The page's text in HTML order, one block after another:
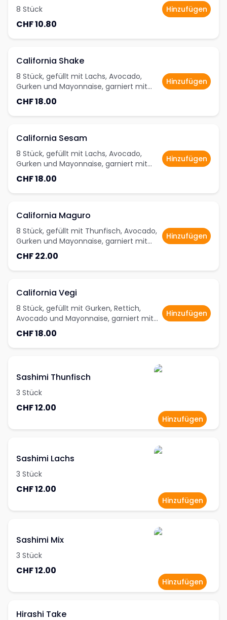
8 Stück
CHF 10.80
Hinzufügen
California Shake
8 Stück, gefüllt mit Lachs, Avocado,
Gurken und Mayonnaise, garniert mit
Tobiko
CHF 18.00
Hinzufügen
California Sesam
8 Stück, gefüllt mit Lachs, Avocado,
Gurken und Mayonnaise, garniert mit
Sesam
CHF 18.00
Hinzufügen
California Maguro
8 Stück, gefüllt mit Thunfisch, Avocado,
Gurken und Mayonnaise, garniert mit
Sesam
CHF 22.00
Hinzufügen
California Vegi
8 Stück, gefüllt mit Gurken, Rettich,
Avocado und Mayonnaise, garniert mit
Sesam
CHF 18.00
Hinzufügen
Sashimi Thunfisch
3 Stück
CHF 12.00
Hinzufügen
Sashimi Lachs
3 Stück
CHF 12.00
Hinzufügen
Sashimi Mix
3 Stück
CHF 12.00
Hinzufügen
Hirashi Take